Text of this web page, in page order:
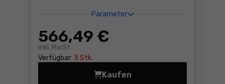
Parameter
566,49 €
inkl. MwSt
Verfügbar: 3 Stk.
Kaufen
Akku-Nagler Makita